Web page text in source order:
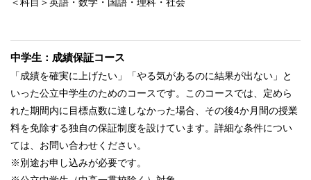
中学生：成績保証コース
「成績を確実に上げたい」「やる気があるのに結果が出ない」と
いった公立中学生のためのコースです。このコースでは、定めら
れた期間内に目標点数に達しなかった場合、その後4か月間の授業
料を免除する独自の保証制度を設けています。詳細な条件につい
ては、お問い合わせください。
※別途お申し込みが必要です。